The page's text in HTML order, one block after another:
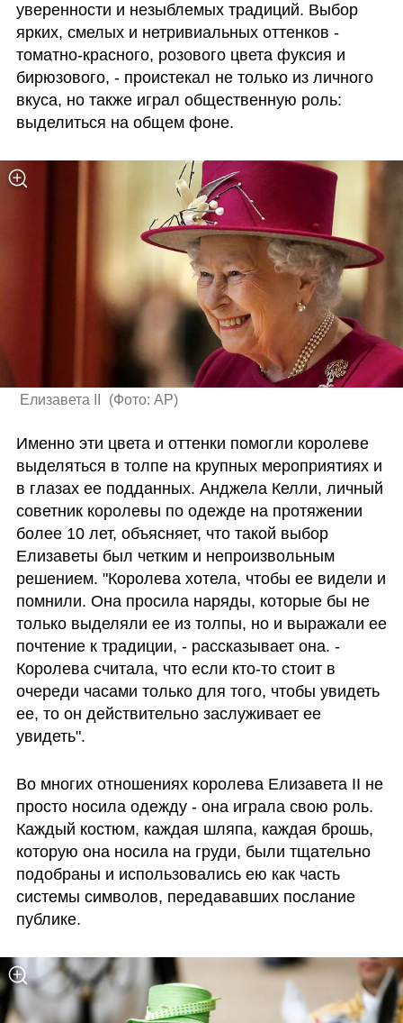
уверенности и незыблемых традиций. Выбор
ярких, смелых и нетривиальных оттенков -
томатно-красного, розового цвета фуксия и
бирюзового, - проистекал не только из личного
вкуса, но также играл общественную роль:
выделиться на общем фоне.
Елизавета II (Фото: AP)
Именно эти цвета и оттенки помогли королеве
выделяться в толпе на крупных мероприятиях и
в глазах ее подданных. Анджела Келли, личный
советник королевы по одежде на протяжении
более 10 лет, объясняет, что такой выбор
Елизаветы был четким и непроизвольным
решением. "Королева хотела, чтобы ее видели и
помнили. Она просила наряды, которые бы не
только выделяли ее из толпы, но и выражали ее
почтение к традиции, - рассказывает она. -
Королева считала, что если кто-то стоит в
очереди часами только для того, чтобы увидеть
ее, то он действительно заслуживает ее
увидеть".
Во многих отношениях королева Елизавета II не
просто носила одежду - она играла свою роль.
Каждый костюм, каждая шляпа, каждая брошь,
которую она носила на груди, были тщательно
подобраны и использовались ею как часть
системы символов, передававших послание
публике.